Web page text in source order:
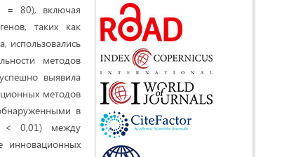
= 80), включая
таких как
использовались
методов
выявила
методов
в
< 0,01) между
инновационных